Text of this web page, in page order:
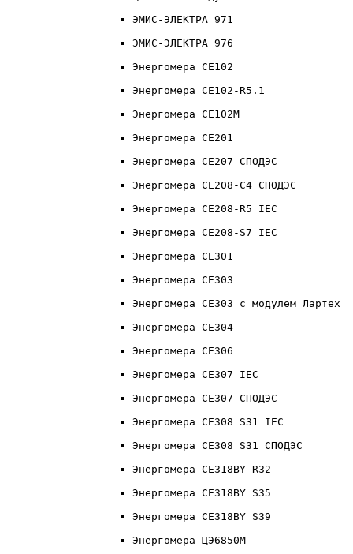
ЭМИС-ЭЛЕКТРА 971
ЭМИС-ЭЛЕКТРА 976
Энергомера CE102
Энергомера CE102-R5.1
Энергомера CE102M
Энергомера CE201
Энергомера CE207 СПОДЭС
Энергомера CE208-C4 СПОДЭС
Энергомера CE208-R5 IEC
Энергомера CE208-S7 IEC
Энергомера CE301
Энергомера CE303
Энергомера CE303 с модулем Лартех
Энергомера CE304
Энергомера CE306
Энергомера CE307 IEC
Энергомера CE307 СПОДЭС
Энергомера CE308 S31 IEC
Энергомера CE308 S31 СПОДЭС
Энергомера CE318BY R32
Энергомера CE318BY S35
Энергомера CE318BY S39
Энергомера ЦЭ6850М